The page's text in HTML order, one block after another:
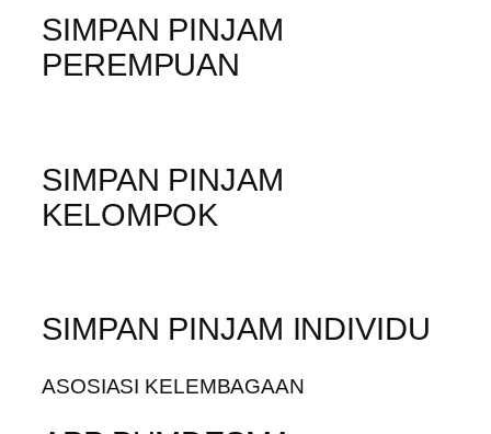
SIMPAN PINJAM
PEREMPUAN
SIMPAN PINJAM
KELOMPOK
SIMPAN PINJAM INDIVIDU
ASOSIASI KELEMBAGAAN